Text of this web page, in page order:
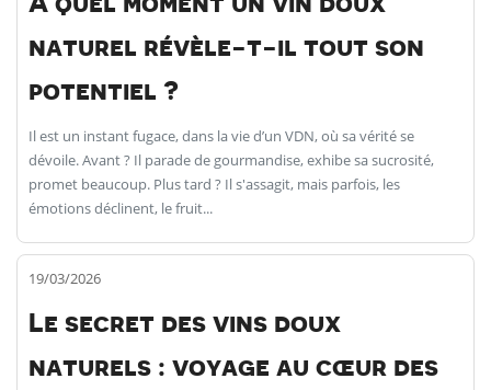
naturel révèle-t-il tout son
potentiel ?
Il est un instant fugace, dans la vie d’un VDN, où sa vérité se
dévoile. Avant ? Il parade de gourmandise, exhibe sa sucrosité,
promet beaucoup. Plus tard ? Il s'assagit, mais parfois, les
émotions déclinent, le fruit...
19/03/2026
Le secret des vins doux
naturels : voyage au cœur des